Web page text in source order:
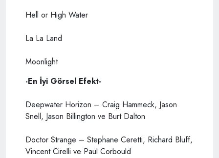
Hell or High Water
La La Land
Moonlight
-En İyi Görsel Efekt-
Deepwater Horizon – Craig Hammeck, Jason
Snell, Jason Billington ve Burt Dalton
Doctor Strange – Stephane Ceretti, Richard Bluff,
Vincent Cirelli ve Paul Corbould